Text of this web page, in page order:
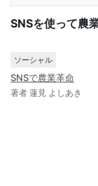
SNSを使って農
ソーシャル
SNSで農業革命
著者 蓮見 よしあき